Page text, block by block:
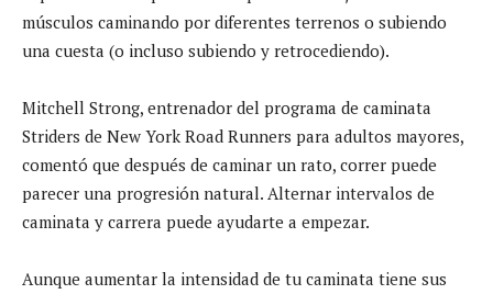
músculos caminando por diferentes terrenos o subiendo
una cuesta (o incluso subiendo y retrocediendo).
Mitchell Strong, entrenador del programa de caminata
Striders de New York Road Runners para adultos mayores,
comentó que después de caminar un rato, correr puede
parecer una progresión natural. Alternar intervalos de
caminata y carrera puede ayudarte a empezar.
Aunque aumentar la intensidad de tu caminata tiene sus